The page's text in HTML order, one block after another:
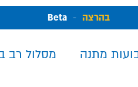
בהרצה
מתנה מסלול רב